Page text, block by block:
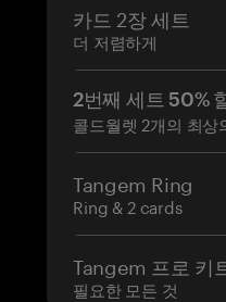
카드 2장 세트
더 저렴하게
2번째 세트 50%
콜드월렛 2개의 최상
Tangem Ring
Ring & 2 cards
Tangem 프로 키
필요한 모든 것